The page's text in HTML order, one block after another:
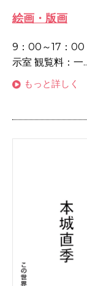
絵画・版画
9：00～17：00
示室 観覧料：一
もっと詳しく